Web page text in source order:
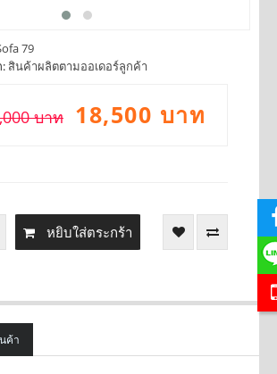
79
สินค้าผลิตตามออเดอร์ลูกค้า
บาท 18,500 บาท
หยิบใส่ตระกร้า
ค้า